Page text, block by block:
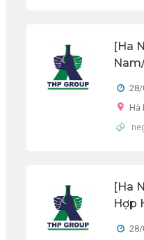
[Ha
28/
Hà
[Ha
Hợp
28/